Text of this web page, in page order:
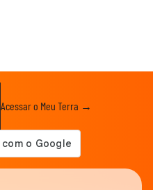
Acessar o Meu Terra →